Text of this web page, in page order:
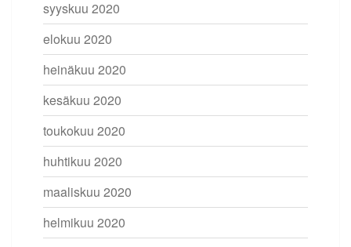
syyskuu 2020
elokuu 2020
heinäkuu 2020
kesäkuu 2020
toukokuu 2020
huhtikuu 2020
maaliskuu 2020
helmikuu 2020